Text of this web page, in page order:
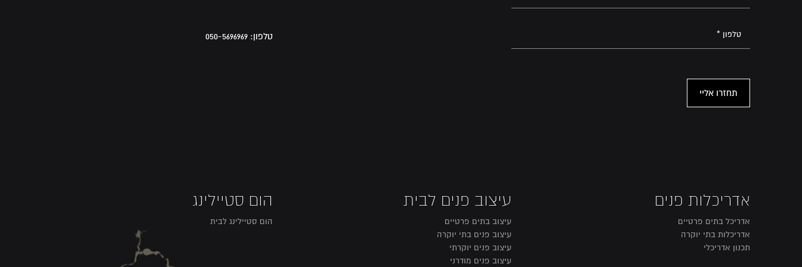
טלפון: 050-5696969
אדריכלות פנים
אדריכל בתים פרטיים
אדריכלות בתי יוקרה
תכנון אדריכלי
עיצוב פנים לבית
עיצוב בתים פרטיים
עיצוב פנים בתי יוקרה
עיצוב פנים יוקרתי
עיצוב פנים מודרני
הום סטיילינג
הום סטיילינג לבית